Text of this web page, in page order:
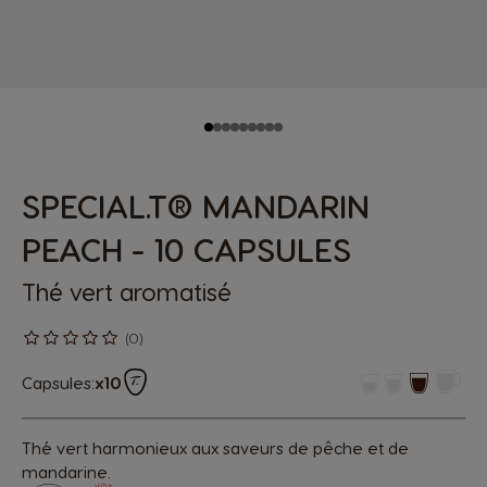
SPECIAL.T® MANDARIN
PEACH - 10 CAPSULES
Thé vert aromatisé
(0)
Capsules:x10
Thé vert harmonieux aux saveurs de pêche et de
mandarine.